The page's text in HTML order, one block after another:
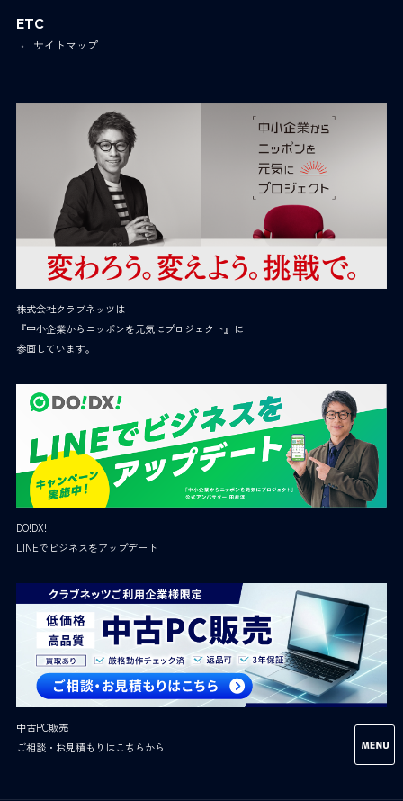
ETC
サイトマップ
株式会社クラブネッツは
『中小企業からニッポンを元気にプロジェクト』に
参画しています。
DO!DX!
LINEでビジネスをアップデート
中古PC販売
ご相談・お見積もりはこちらから